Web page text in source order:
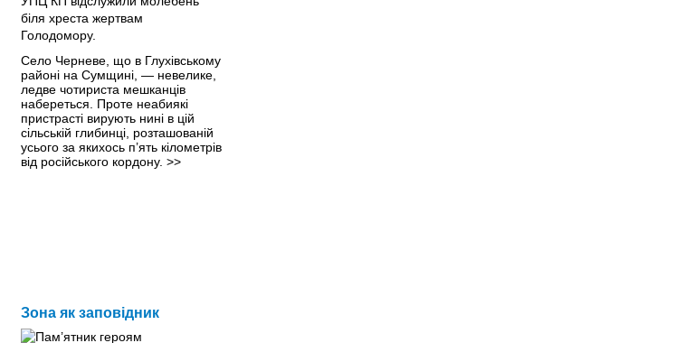
Село Черневе, що в Глухівському
районі на Сумщині, — невелике,
ледве чотириста мешканців
набереться. Проте неабиякі
пристрасті вирують нині в цій
сільській глибинці, розташованій
усього за якихось п’ять кілометрів
від російського кордону. >>
Зона як заповідник